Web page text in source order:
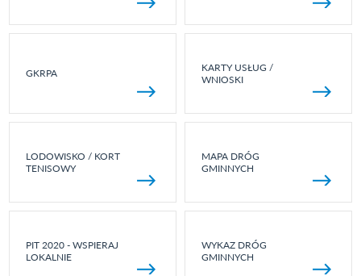
GKRPA
KARTY USŁUG /
WNIOSKI
LODOWISKO / KORT
TENISOWY
MAPA DRÓG
GMINNYCH
PIT 2020 - WSPIERAJ
LOKALNIE
WYKAZ DRÓG
GMINNYCH